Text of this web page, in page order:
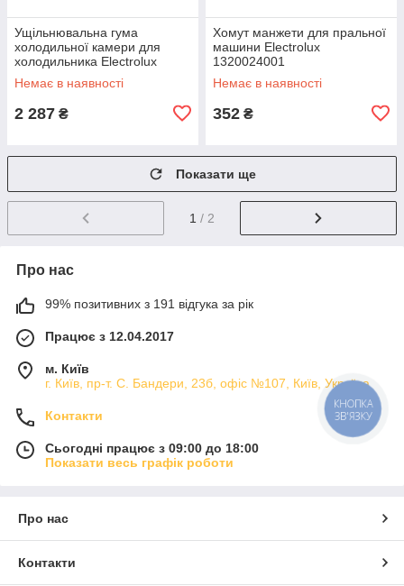
Ущільнювальна гума
холодильної камери для
холодильника Electrolux
2426448458
Немає в наявності
2 287 ₴
Хомут манжети для пральної
машини Electrolux
1320024001
Немає в наявності
352 ₴
Показати ще
1 / 2
Про нас
99% позитивних з 191 відгука за рік
Працює з 12.04.2017
м. Київ
г. Київ, пр-т. С. Бандери, 23б, офіс №107, Київ, Україна
Контакти
Сьогодні працює з 09:00 до 18:00
Показати весь графік роботи
Про нас
Контакти
КНОПКА
ЗВ'ЯЗКУ